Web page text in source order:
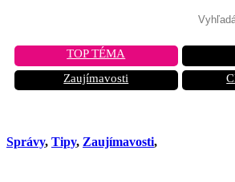
TOP TÉMA
Zaujímavosti
Správy, Tipy, Zaujímavosti,